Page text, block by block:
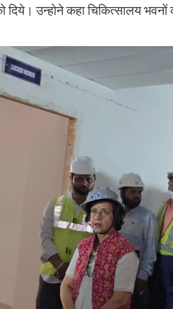
दिये। उन्होने कहा चिकित्सालय